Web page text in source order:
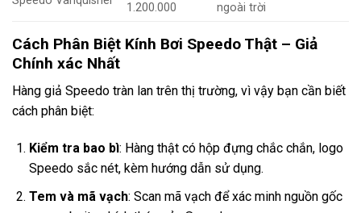
1.200.000
ngoài trời
Cách Phân Biệt Kính Bơi Speedo Thật – Giả
Chính xác Nhất
Hàng giả Speedo tràn lan trên thị trường, vì vậy bạn cần biết
cách phân biệt:
Kiểm tra bao bì: Hàng thật có hộp đựng chắc chắn, logo
Speedo sắc nét, kèm hướng dẫn sử dụng.
Tem và mã vạch: Scan mã vạch để xác minh nguồn gốc